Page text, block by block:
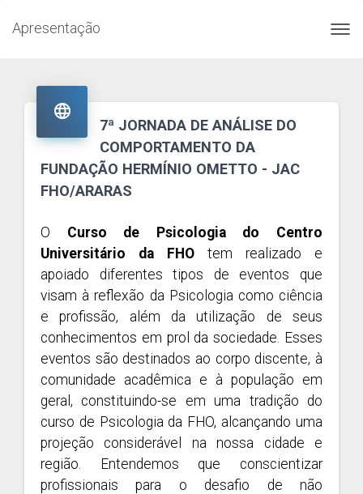
Apresentação

7ª JORNADA DE ANÁLISE DO
COMPORTAMENTO DA
FUNDAÇÃO HERMÍNIO OMETTO - JAC
FHO/ARARAS
O Curso de Psicologia do Centro
Universitário da FHO tem realizado e
apoiado diferentes tipos de eventos que
visam à reflexão da Psicologia como ciência
e profissão, além da utilização de seus
conhecimentos em prol da sociedade. Esses
eventos são destinados ao corpo discente, à
comunidade acadêmica e à população em
geral, constituindo-se em uma tradição do
curso de Psicologia da FHO, alcançando uma
projeção considerável na nossa cidade e
região. Entendemos que conscientizar
profissionais para o desafio de não